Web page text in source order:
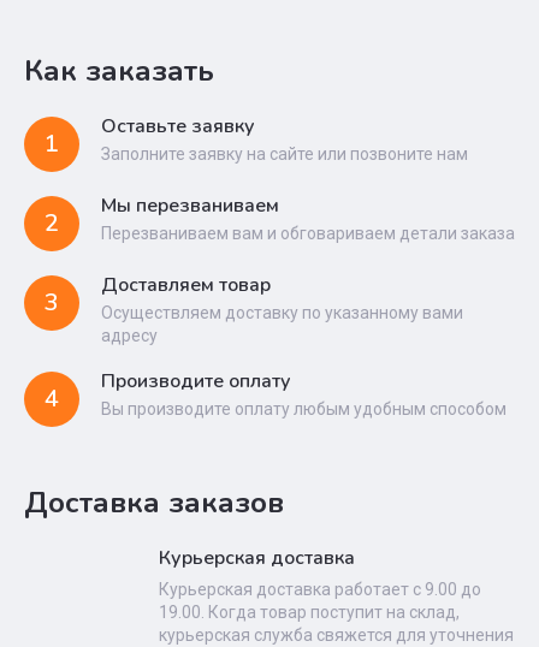
Как заказать
1
Оставьте заявку
Заполните заявку на сайте или позвоните нам
2
Мы перезваниваем
Перезваниваем вам и обговариваем детали заказа
3
Доставляем товар
Осуществляем доставку по указанному вами
адресу
4
Производите оплату
Вы производите оплату любым удобным способом
Доставка заказов
Курьерская доставка
Курьерская доставка работает с 9.00 до
19.00. Когда товар поступит на склад,
курьерская служба свяжется для уточнения